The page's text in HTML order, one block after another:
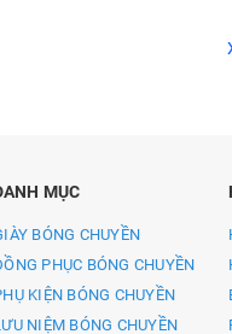
ấn tượng ngay từ cái
MIZUNO WAVE FANG 2:
2 giúp bạn chuyển động
MỤC
BÓNG CHUYỀN
PHỤC BÓNG CHUYỀN
KIỆN BÓNG CHUYỀN
NIỆM BÓNG CHUYỀN